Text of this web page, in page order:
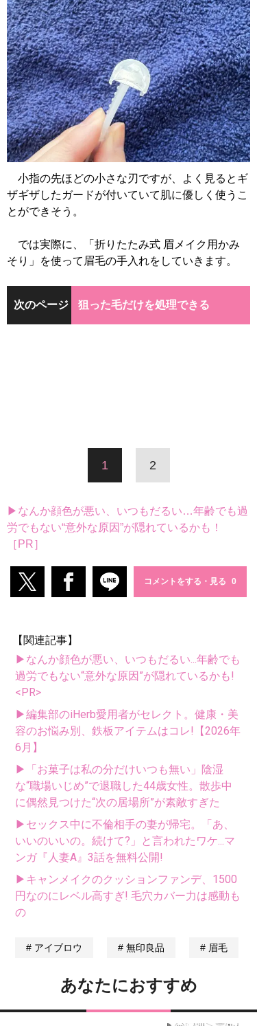
小指の先ほどの小さな刃ですが、よく見るとギ
ザギザしたガードが付いていて肌に優しく使うこ
とができそう。
では実際に、「折りたたみ式 眉メイク用かみ
そり」を使って眉毛の手入れをしていきます。
次のページ 狙った毛だけを処理できる
1 2
▶なんか顔色が悪い、いつもだるい…年齢でも過
労でもない“意外な原因”が隠れているかも！
［PR］
コメントをする・見る
【関連記事】
▶なんか顔色が悪い、いつもだるい...年齢でも
過労でもない“意外な原因”が隠れているかも!
<PR>
▶編集部のiHerb愛用者がセレクト。健康・美
容のお悩み別、鉄板アイテムはコレ!【2026年
6月】
▶「お菓子は私の分だけいつも無い」陰湿
な“職場いじめ”で退職した44歳女性。散歩中
に偶然見つけた“次の居場所”が素敵すぎた
▶セックス中に不倫相手の妻が帰宅。「あ、
いいのいいの。続けて?」と言われたワケ...マ
ンガ『人妻A』3話を無料公開!
▶キャンメイクのクッションファンデ、1500
円なのにレベル高すぎ! 毛穴カバー力は感動も
の
アイブロウ 無印良品 眉毛
あなたにおすすめ